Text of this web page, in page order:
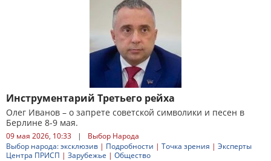
Инструментарий Третьего рейха
Олег Иванов – о запрете советской символики и песен в
Берлине 8-9 мая.
09 мая 2026, 10:33 |
Выбор Народа
Выбор народа: эксклюзив | Подробности | Точка зрения | Эксперты
Центра ПРИСП | Зарубежье | Общество